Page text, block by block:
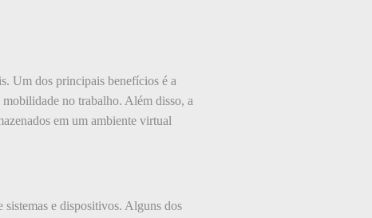
Um dos principais benefícios é a
no trabalho. Além disso, a
em um ambiente virtual
sistemas e dispositivos. Alguns dos